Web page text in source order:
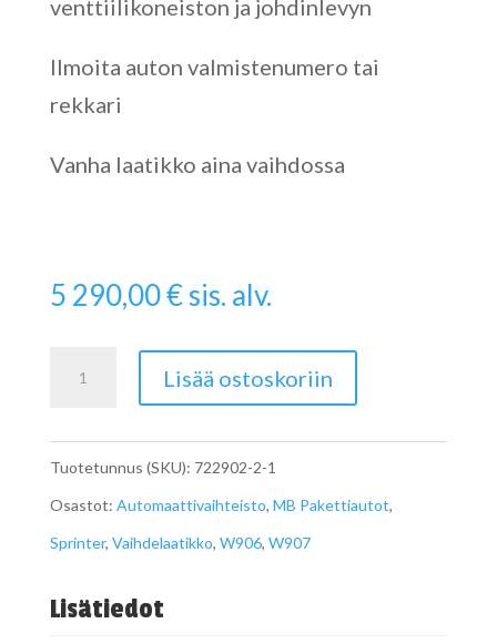
venttiilikoneiston ja johdinlevyn
Ilmoita auton valmistenumero tai
rekkari
Vanha laatikko aina vaihdossa
5 290,00€sis. alv.
7-
v
automaattivaihteisto
täydellinen
Lisää ostoskoriin
Tuotetunnus (SKU): 722902-2-1
Osastot: Automaattivaihteisto, MB Pakettiautot,
Sprinter, Vaihdelaatikko, W906, W907
Lisätiedot